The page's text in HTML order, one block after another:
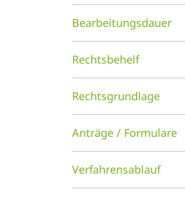
Bearbeitungsdauer
Rechtsbehelf
Rechtsgrundlage
Anträge / Formulare
Verfahrensablauf